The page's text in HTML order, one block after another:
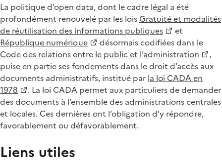
La politique d’open data, dont le cadre légal a été
profondément renouvelé par les loisGratuité et modalités
de réutilisation des informations publiques
et
République numérique
désormais codifiées dans le
Code des relations entre le public et l’administration
,
puise en partie ses fondements dans le droit d’accès aux
documents administratifs, institué par la loi CADA en
1978
. La loi CADA permet aux particuliers de demander
des documents à l’ensemble des administrations centrales
et locales. Ces dernières ont l’obligation d’y répondre,
favorablement ou défavorablement.
Liens utiles